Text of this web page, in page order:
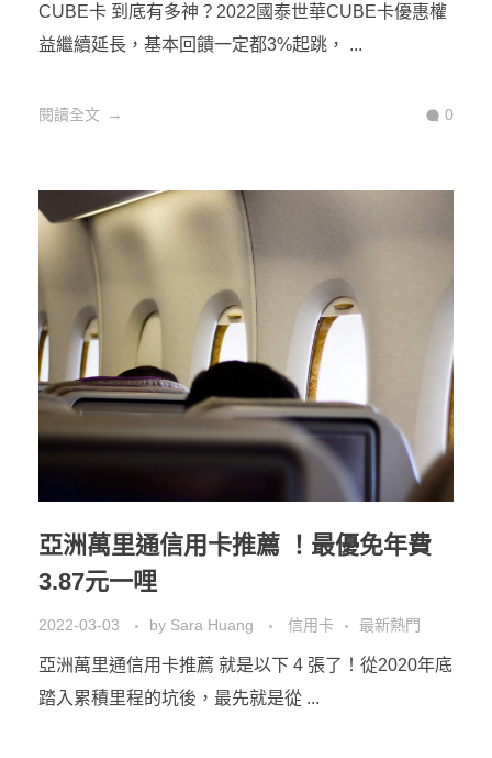
CUBE卡 到底有多神？2022國泰世華CUBE卡優惠權
益繼續延長，基本回饋一定都3%起跳， ...
閱讀全文 0
亞洲萬里通信用卡推薦 ！最優免年費
3.87元一哩
2022-03-03 by Sara Huang 信用卡 最新熱門
亞洲萬里通信用卡推薦 就是以下 4 張了！從2020年底
踏入累積里程的坑後，最先就是從 ...